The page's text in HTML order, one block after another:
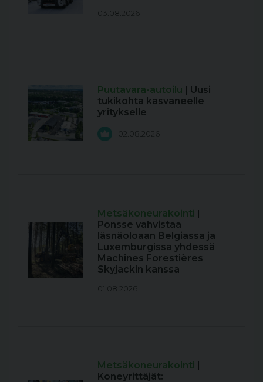
03.08.2026
Puutavara-autoilu | Uusi
tukikohta kasvaneelle
yritykselle
02.08.2026
Metsäkoneurakointi |
Ponsse vahvistaa
läsnäoloaan Belgiassa ja
Luxemburgissa yhdessä
Machines Forestières
Skyjackin kanssa
01.08.2026
Metsäkoneurakointi |
Koneyrittäjät: